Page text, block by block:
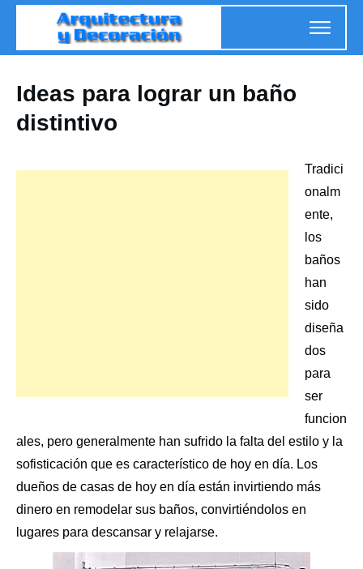
Ideas para lograr un baño
distintivo
Tradici
onalm
ente,
los
baños
han
sido
diseña
dos
para
ser
funcion
ales, pero generalmente han sufrido la falta del estilo y la
sofisticación que es característico de hoy en día. Los
dueños de casas de hoy en día están invirtiendo más
dinero en remodelar sus baños, convirtiéndolos en
lugares para descansar y relajarse.